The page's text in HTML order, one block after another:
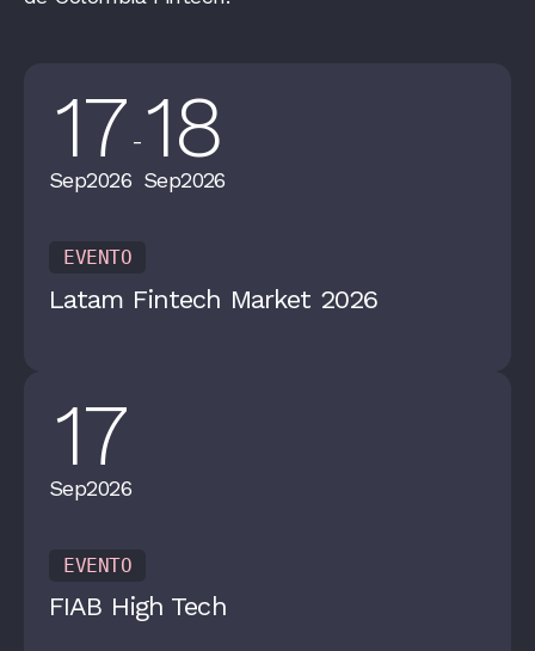
17
Sep2026
- 18
Sep2026
EVENTO
Latam Fintech Market 2026
17
Sep2026
EVENTO
FIAB High Tech